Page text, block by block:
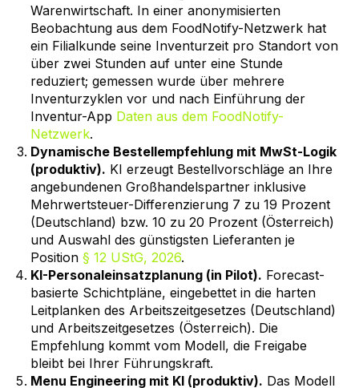
Warenwirtschaft. In einer anonymisierten
Beobachtung aus dem FoodNotify-Netzwerk hat
ein Filialkunde seine Inventurzeit pro Standort von
über zwei Stunden auf unter eine Stunde
reduziert; gemessen wurde über mehrere
Inventurzyklen vor und nach Einführung der
Inventur-App Daten aus dem FoodNotify-
Netzwerk.
Dynamische Bestellempfehlung mit MwSt-Logik
(produktiv). KI erzeugt Bestellvorschläge an Ihre
angebundenen Großhandelspartner inklusive
Mehrwertsteuer-Differenzierung 7 zu 19 Prozent
(Deutschland) bzw. 10 zu 20 Prozent (Österreich)
und Auswahl des günstigsten Lieferanten je
Position § 12 UStG, 2026.
KI-Personaleinsatzplanung (in Pilot). Forecast-
basierte Schichtpläne, eingebettet in die harten
Leitplanken des Arbeitszeitgesetzes (Deutschland)
und Arbeitszeitgesetzes (Österreich). Die
Empfehlung kommt vom Modell, die Freigabe
bleibt bei Ihrer Führungskraft.
Menu Engineering mit KI (produktiv). Das Modell